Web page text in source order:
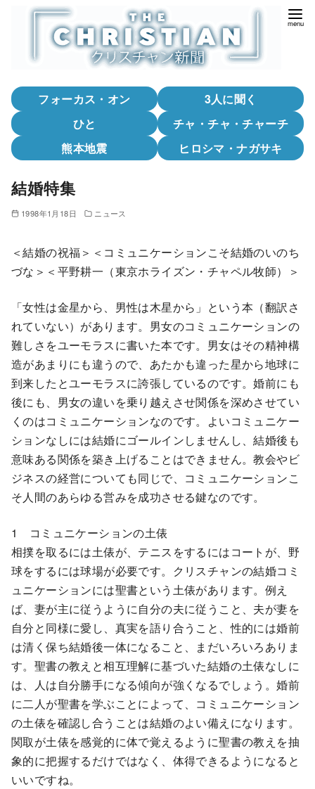
フォーカス・オン
3人に聞く
ひと
チャ・チャ・チャーチ
熊本地震
ヒロシマ・ナガサキ
結婚特集
1998年1月18日 ニュース
＜結婚の祝福＞＜コミュニケーションこそ結婚のいのち
づな＞＜平野耕一（東京ホライズン・チャペル牧師）＞
「女性は金星から、男性は木星から」という本（翻訳さ
れていない）があります。男女のコミュニケーションの
難しさをユーモラスに書いた本です。男女はその精神構
造があまりにも違うので、あたかも違った星から地球に
到来したとユーモラスに誇張しているのです。婚前にも
後にも、男女の違いを乗り越えさせ関係を深めさせてい
くのはコミュニケーションなのです。よいコミュニケー
ションなしには結婚にゴールインしませんし、結婚後も
意味ある関係を築き上げることはできません。教会やビ
ジネスの経営についても同じで、コミュニケーションこ
そ人間のあらゆる営みを成功させる鍵なのです。
1 コミュニケーションの土俵
相撲を取るには土俵が、テニスをするにはコートが、野
球をするには球場が必要です。クリスチャンの結婚コミ
ュニケーションには聖書という土俵があります。例え
ば、妻が主に従うように自分の夫に従うこと、夫が妻を
自分と同様に愛し、真実を語り合うこと、性的には婚前
は清く保ち結婚後一体になること、まだいろいろありま
す。聖書の教えと相互理解に基づいた結婚の土俵なしに
は、人は自分勝手になる傾向が強くなるでしょう。婚前
に二人が聖書を学ぶことによって、コミュニケーション
の土俵を確認し合うことは結婚のよい備えになります。
関取が土俵を感覚的に体で覚えるように聖書の教えを抽
象的に把握するだけではなく、体得できるようになると
いいですね。